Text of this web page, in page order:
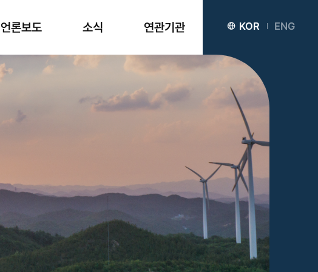
KOR ENG
언론보도 소식
뉴스레터
연관기관